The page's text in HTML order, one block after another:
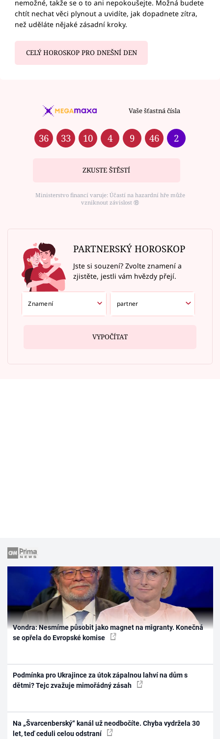
nemožné, takže se o to ani nepokoušejte. Možná budete
chtít nechat věci plynout a uvidíte, jak dopadnete zítra,
než uděláte nějaké zásadní kroky.
CELÝ HOROSKOP PRO DNEŠNÍ DEN
Vaše šťastná čísla
36 33 10 4 9 46 2
ZKUSTE ŠTĚSTÍ
Ministerstvo financí varuje: Účastí na hazardní hře může
vzniknout závislost ⑱
PARTNERSKÝ HOROSKOP
Jste si souzení? Zvolte znamení a
zjistěte, jestli vám hvězdy přejí.
VYPOČÍTAT
Vondra: Nesmíme působit jako magnet na migranty. Konečná
se opřela do Evropské komise
Podmínka pro Ukrajince za útok zápalnou lahví na dům s
dětmi? Tejc zvažuje mimořádný zásah
Na „Švarcenberský“ kanál už neodbočíte. Chyba vydržela 30
let, teď ceduli celou odstraní